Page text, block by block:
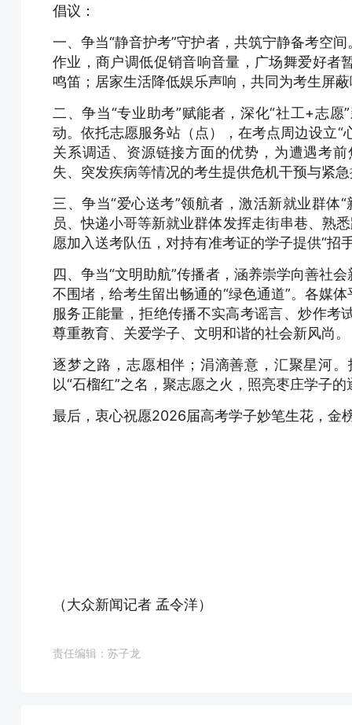
倡议：
一、争当“静音护考”守护者，共筑宁静备考空
作业，商户调低促销音响音量，广场舞爱好者
鸣笛；居家生活降低娱乐声响，共同为考生屏
二、争当“专业助考”赋能者，深化“社工+志
动。依托志愿服务站（点），在考点周边设立“
关系调适、资源链接方面的优势，为遭遇考
失、突发疾病等情况的考生提供危机干预与紧
三、争当“爱心送考”领航者，激活新就业群体
员、快递小哥等新就业群体发挥走街串巷、熟
愿加入送考队伍，对持有准考证的学子提供“招
四、争当“文明助航”传播者，涵养崇学向善社
不围堵，给考生留出畅通的“绿色通道”。各媒
服务正能量，拒绝传播不实高考谣言、炒作考
尊重教育、关爱学子、文明和谐的社会新风尚。
逐梦之路，志愿相伴；涓滴善意，汇聚星河
以“石榴红”之名，聚志愿之火，照亮枣庄学子
最后，衷心祝愿2026届高考学子妙笔生花，金
（大众新闻记者 孟令洋）
责任编辑：苏子龙